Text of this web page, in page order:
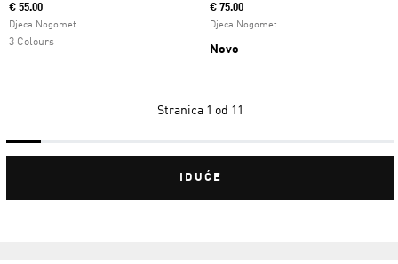
€ 55.00
Djeca Nogomet
3 Colours
€ 75.00
Djeca Nogomet
Novo
Stranica 1 od 11
IDUĆE